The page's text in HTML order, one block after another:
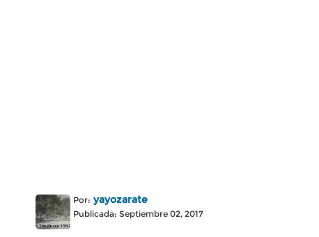
Por: yayozarate
Publicada: Septiembre 02, 2017